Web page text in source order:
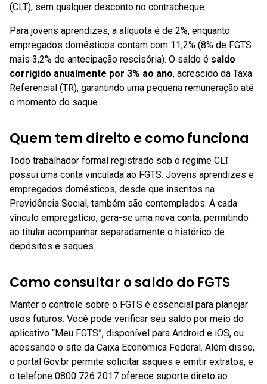
(CLT), sem qualquer desconto no contracheque.
Para jovens aprendizes, a alíquota é de 2%, enquanto
empregados domésticos contam com 11,2% (8% de FGTS
mais 3,2% de antecipação rescisória). O saldo é saldo
corrigido anualmente por 3% ao ano, acrescido da Taxa
Referencial (TR), garantindo uma pequena remuneração até
o momento do saque.
Quem tem direito e como funciona
Todo trabalhador formal registrado sob o regime CLT
possui uma conta vinculada ao FGTS. Jovens aprendizes e
empregados domésticos, desde que inscritos na
Previdência Social, também são contemplados. A cada
vínculo empregatício, gera-se uma nova conta, permitindo
ao titular acompanhar separadamente o histórico de
depósitos e saques.
Como consultar o saldo do FGTS
Manter o controle sobre o FGTS é essencial para planejar
usos futuros. Você pode verificar seu saldo por meio do
aplicativo “Meu FGTS”, disponível para Android e iOS, ou
acessando o site da Caixa Econômica Federal. Além disso,
o portal Gov.br permite solicitar saques e emitir extratos, e
o telefone 0800 726 2017 oferece suporte direto ao